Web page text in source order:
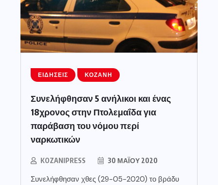
ΕΙΔΉΣΕΙΣ ΚΟΖΆΝΗ
Συνελήφθησαν 5 ανήλικοι και ένας
18χρονος στην Πτολεμαΐδα για
παράβαση του νόμου περί
ναρκωτικών
KOZANIPRESS 30 ΜΑΪ́ΟΥ 2020
Συνελήφθησαν χθες (29-05-2020) το βράδυ